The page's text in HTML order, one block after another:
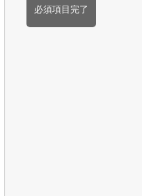
必須項目完了